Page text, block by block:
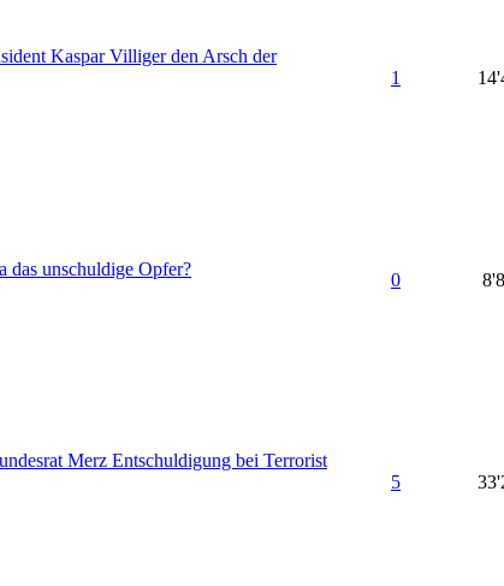
Kaspar Villiger den Arsch der
1
das unschuldige Opfer?
0
Merz Entschuldigung bei Terrorist
5